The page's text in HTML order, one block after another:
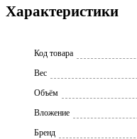
Характеристики
Код товара
Вес
Объём
Вложение
Бренд